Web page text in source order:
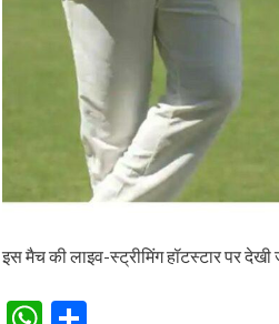
इस मैच की लाइव-स्ट्रीमिंग हॉटस्टार पर